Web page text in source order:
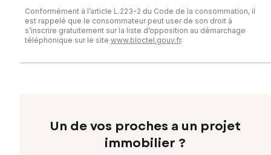
Conformément à l’article L.223-2 du Code de la consommation, il
est rappelé que le consommateur peut user de son droit à
s’inscrire gratuitement sur la liste d’opposition au démarchage
téléphonique sur le site www.bloctel.gouv.fr.
Un de vos proches a un projet
immobilier ?